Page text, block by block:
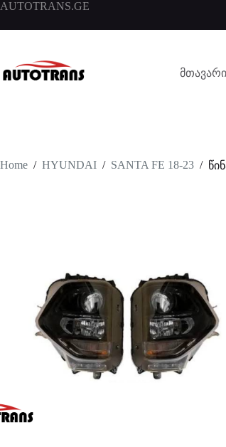
AUTOTRANS.GE
მთავარი
Home / HYUNDAI / SANTA FE 18-23 /